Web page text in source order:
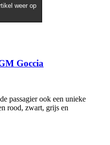
weer op
Goccia
passagier ook een unieke
rood, zwart, grijs en